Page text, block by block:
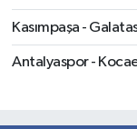
Kasımpaşa -
Antalyaspor -